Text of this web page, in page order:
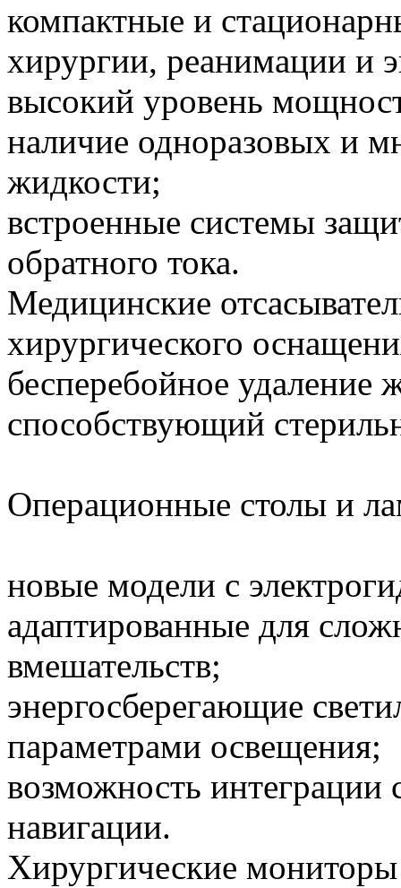
компактные и
хирургии, реанимации и
высокий уровень
наличие одноразовых и
жидкости;
встроенные системы
обратного тока.
Медицинские
хирургического
бесперебойное удаление
способствующий
Операционные столы и
новые модели с
адаптированные для
вмешательств;
энергосберегающие
параметрами освещения;
возможность интеграции
навигации.
Хирургические